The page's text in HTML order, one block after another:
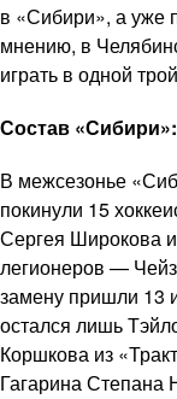
в «Сибири», а уже
мнению, в
играть в одной
Состав
В межсезонье
покинули 15
Сергея Широкова
легионеров —
замену пришли 13
остался лишь
Коршкова из
Гагарина Степана